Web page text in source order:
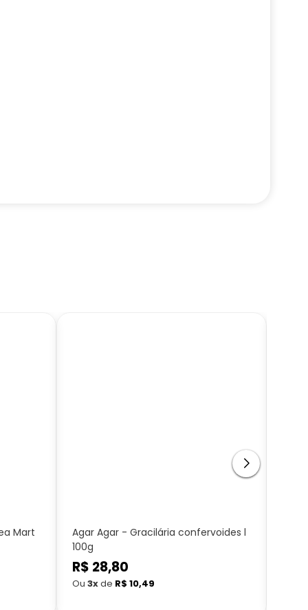
Mart
Agar Agar - Gracilária confervoides l
100g
Preço
normal
R$ 28,80
Ou 3xde R$ 10,49